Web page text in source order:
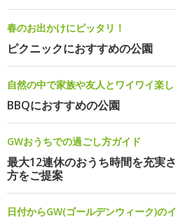
春のお出かけにピッタリ！
ピクニックにおすすめの公園
自然の中で家族や友人とワイワイ楽し
BBQにおすすめの公園
GWおうちでの過ごし方ガイド
最大12連休のおうち時間を充実
方をご提案
日付からGW(ゴールデンウィーク)の